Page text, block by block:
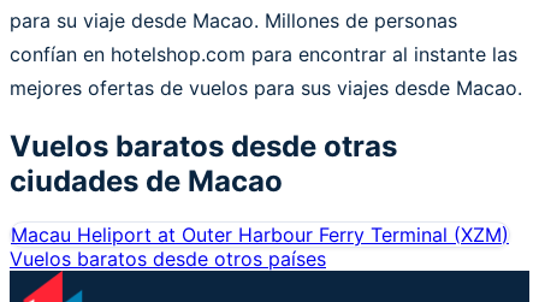
para su viaje desde Macao. Millones de personas
confían en hotelshop.com para encontrar al instante las
mejores ofertas de vuelos para sus viajes desde Macao.
Vuelos baratos desde otras
ciudades de Macao
Macau Heliport at Outer Harbour Ferry Terminal (XZM)
Vuelos baratos desde otros países